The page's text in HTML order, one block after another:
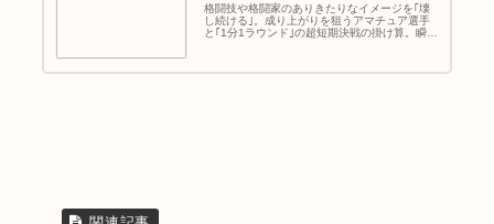
格闘技や格闘家のありきたりなイメージを｢壊
し続ける｣。成り上がりを狙うアマチュア選手
と｢1分1ラウンド｣の超短期決戦の掛け算。瞬き